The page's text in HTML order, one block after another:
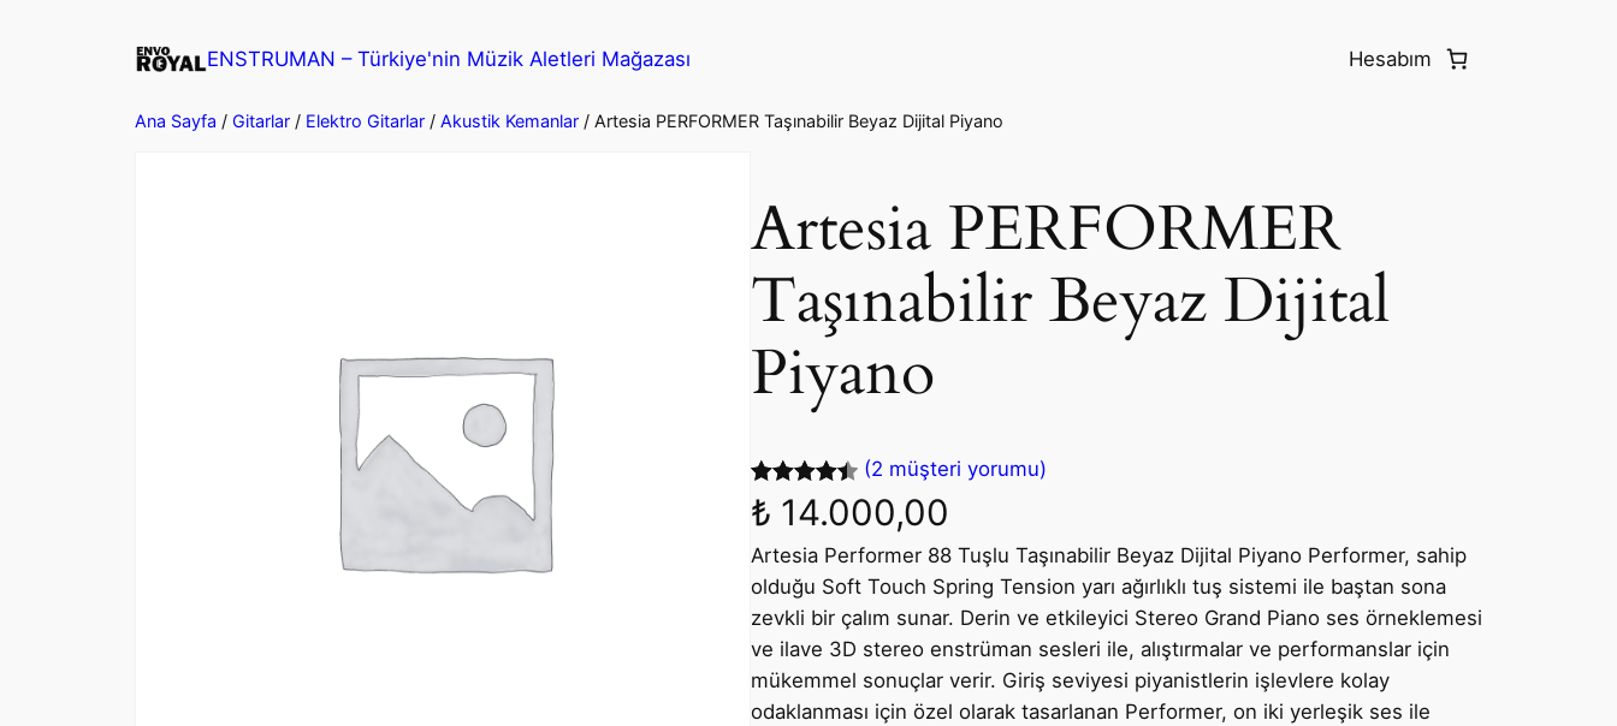
ENSTRUMAN – Türkiye'nin Müzik Aletleri Mağazası Hesabım
Ana Sayfa / Gitarlar / Elektro Gitarlar / Akustik Kemanlar / Artesia PERFORMER Taşınabilir Beyaz Dijital Piyano
Artesia PERFORMER
Taşınabilir Beyaz Dijital
Piyano
2
müşteri
puanına
dayanarak
5
üzerinden
4.50puan
(2 müşteri yorumu)
₺ 14.000,00
Artesia Performer 88 Tuşlu Taşınabilir Beyaz Dijital Piyano Performer, sahip
olduğu Soft Touch Spring Tension yarı ağırlıklı tuş sistemi ile baştan sona
zevkli bir çalım sunar. Derin ve etkileyici Stereo Grand Piano ses örneklemesi
ve ilave 3D stereo enstrüman sesleri ile, alıştırmalar ve performanslar için
mükemmel sonuçlar verir. Giriş seviyesi piyanistlerin işlevlere kolay
odaklanması için özel olarak tasarlanan Performer, on iki yerleşik ses ile